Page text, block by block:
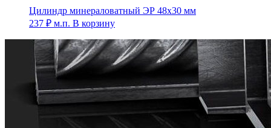
Цилиндр минераловатный ЭР 48х30 мм
237 ₽ м.п. В корзину